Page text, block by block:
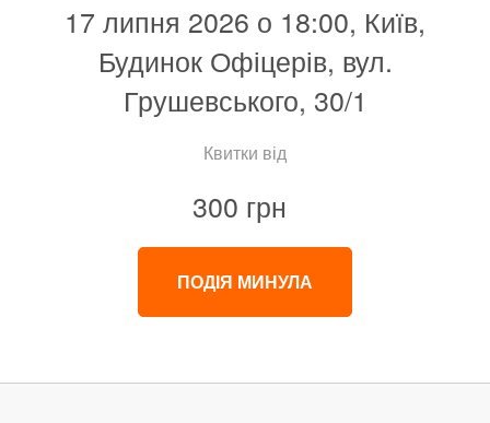
17 липня 2026 о 18:00, Київ,
Будинок Офіцерів, вул.
Грушевського, 30/1
Квитки від
300 грн
ПОДІЯ МИНУЛА